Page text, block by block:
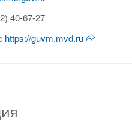
40-67-27
https://guvm.mvd.ru